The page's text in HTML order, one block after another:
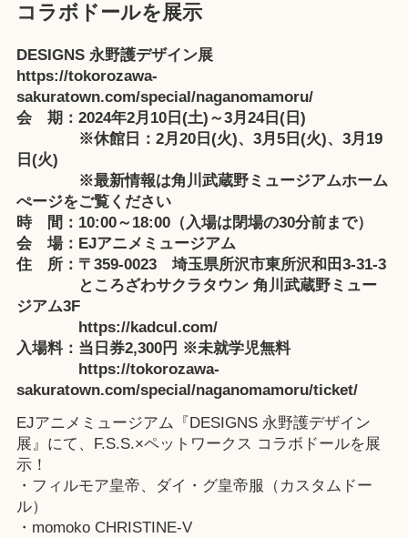
コラボドールを展示
DESIGNS 永野護デザイン展
https://tokorozawa-
sakuratown.com/special/naganomamoru/
会 期：2024年2月10日(土)～3月24日(日)
※休館日：2月20日(火)、3月5日(火)、3月19
日(火)
※最新情報は角川武蔵野ミュージアムホーム
ぺージをご覧ください
時 間：10:00～18:00（入場は閉場の30分前まで）
会 場：EJアニメミュージアム
住 所：〒359-0023 埼玉県所沢市東所沢和田3-31-3
ところざわサクラタウン 角川武蔵野ミュー
ジアム3F
https://kadcul.com/
入場料：当日券2,300円 ※未就学児無料
https://tokorozawa-
sakuratown.com/special/naganomamoru/ticket/
EJアニメミュージアム『DESIGNS 永野護デザイン
展』にて、F.S.S.×ペットワークス コラボドールを展
示！
・フィルモア皇帝、ダイ・グ皇帝服（カスタムドー
ル）
・ momoko CHRISTINE-V